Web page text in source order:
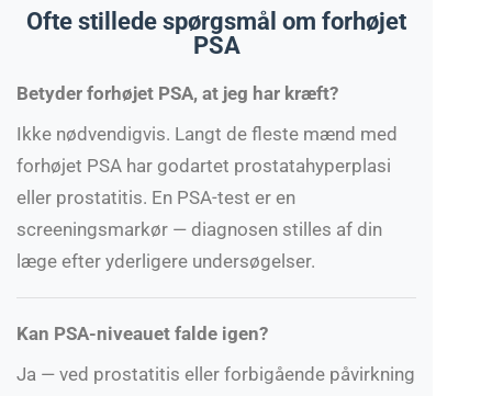
Ofte stillede spørgsmål om forhøjet
PSA
Betyder forhøjet PSA, at jeg har kræft?
Ikke nødvendigvis. Langt de fleste mænd med
forhøjet PSA har godartet prostatahyperplasi
eller prostatitis. En PSA-test er en
screeningsmarkør — diagnosen stilles af din
læge efter yderligere undersøgelser.
Kan PSA-niveauet falde igen?
Ja — ved prostatitis eller forbigående påvirkning